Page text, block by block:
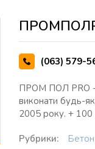
(063) 579-
ПРОМ ПОЛ PRO -
виконати будь-
2005 року. +
Рубрики: Бетон